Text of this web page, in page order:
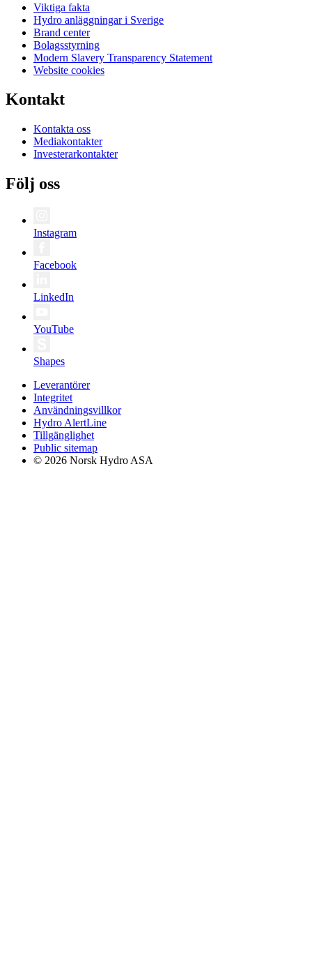
Viktiga fakta
Hydro anläggningar i Sverige
Brand center
Bolagsstyrning
Modern Slavery Transparency Statement
Website cookies
Kontakt
Kontakta oss
Mediakontakter
Investerarkontakter
Följ oss
Instagram
Facebook
LinkedIn
YouTube
Shapes
Leverantörer
Integritet
Användningsvillkor
Hydro AlertLine
Tillgänglighet
Public sitemap
© 2026 Norsk Hydro ASA